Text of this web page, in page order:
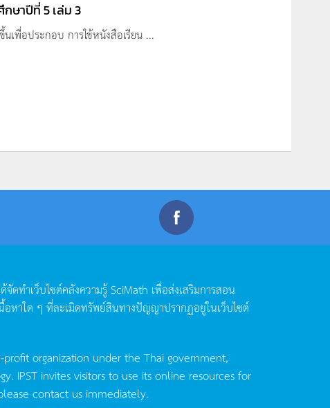
ษาปีที่ 5 เล่ม 3
พื่อประกอบ การใช้หนังสือเรียน ...
จัดทำเว็บไซต์คลังความรู้SciMath เพื่อส่งเสริมการสอน
หาใด ๆ ที่ละเมิดทรัพย์สินทางปัญญาปรากฏอยู่ในเว็บไซต์
organization under the Thai government,
IPST invites visitors to use its online resources for
contact us immediately.